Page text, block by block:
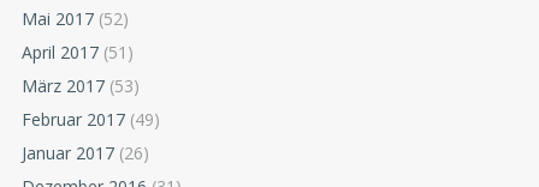
Mai 2017 (52)
April 2017 (51)
März 2017 (53)
Februar 2017 (49)
Januar 2017 (26)